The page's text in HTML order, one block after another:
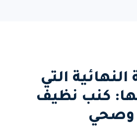
النهائية التي
كنب نظيف
وصحي